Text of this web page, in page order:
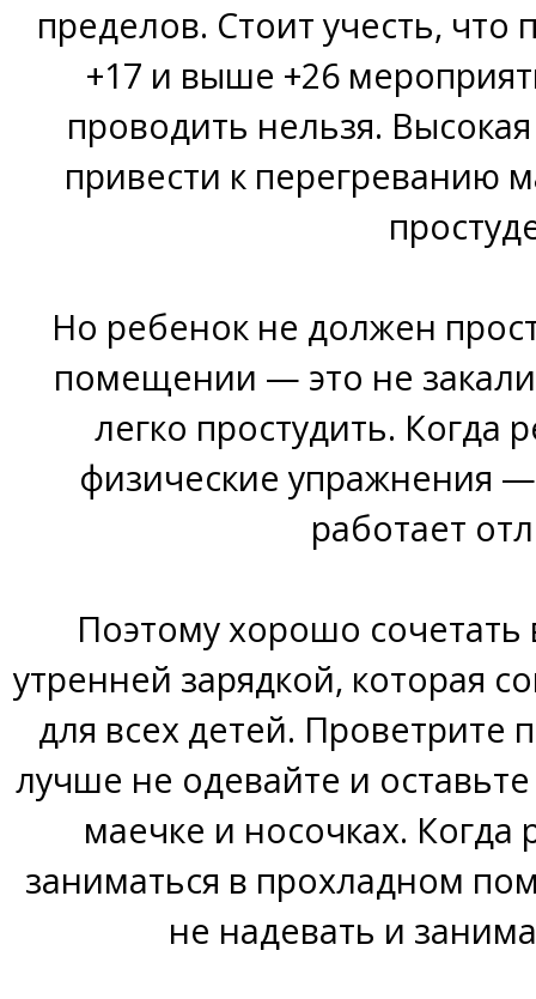
пределов. Стоит учесть,
+17 и выше +26
проводить нельзя.
привести к перегреванию
Но ребенок не должен
помещении — это не
легко простудить. Когда
физические упражнения
работает
Поэтому хорошо
утренней зарядкой, которая
для всех детей.
лучше не одевайте и
маечке и носочках.
заниматься в прохладном
не надевать и